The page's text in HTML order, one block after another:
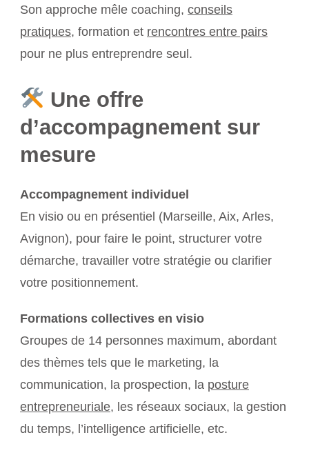
Son approche mêle coaching, conseils
pratiques, formation et rencontres entre pairs
pour ne plus entreprendre seul.
Une offre
d’accompagnement sur
mesure
Accompagnement individuel
En visio ou en présentiel (Marseille, Aix, Arles,
Avignon), pour faire le point, structurer votre
démarche, travailler votre stratégie ou clarifier
votre positionnement.
Formations collectives en visio
Groupes de 14 personnes maximum, abordant
des thèmes tels que le marketing, la
communication, la prospection, la posture
entrepreneuriale, les réseaux sociaux, la gestion
du temps, l’intelligence artificielle, etc.